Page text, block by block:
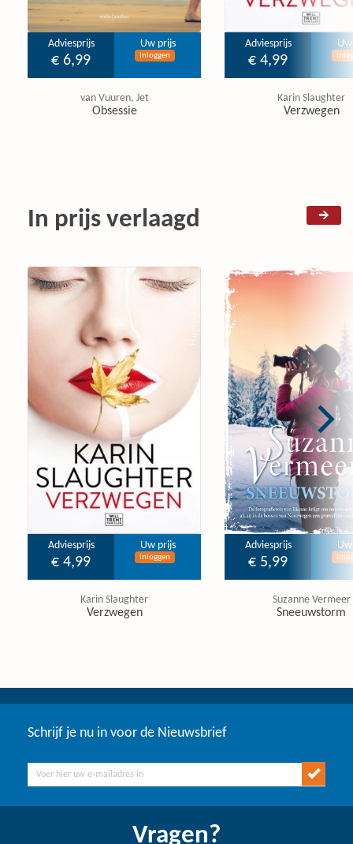
Adviesprijs
€ 6,99
Uw prijs
Inloggen
van Vuuren, Jet
Obsessie
Adviesprijs
€ 4,99
Karin Slaughter
Verzwegen
In prijs verlaagd
Adviesprijs
€ 4,99
Uw prijs
Inloggen
Karin Slaughter
Verzwegen
Adviesprijs
€ 5,99
Suzanne Vermeer
Sneeuwstorm
Schrijf je nu in voor de Nieuwsbrief
Vragen?